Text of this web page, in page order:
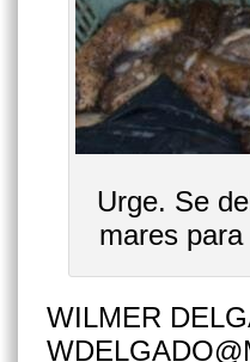
Urge. Se
mares
WILMER